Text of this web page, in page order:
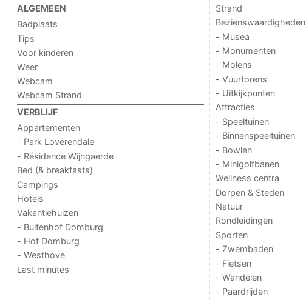
ALGEMEEN
Badplaats
Tips
Voor kinderen
Weer
Webcam
Webcam Strand
VERBLIJF
Appartementen
- Park Loverendale
- Résidence Wijngaerde
Bed (& breakfasts)
Campings
Hotels
Vakantiehuizen
- Buitenhof Domburg
- Hof Domburg
- Westhove
Last minutes
Strand
Bezienswaardigheden
- Musea
- Monumenten
- Molens
- Vuurtorens
- Uitkijkpunten
Attracties
- Speeltuinen
- Binnenspeeltuinen
- Bowlen
- Minigolfbanen
Wellness centra
Dorpen & Steden
Natuur
Rondleidingen
Sporten
- Zwembaden
- Fietsen
- Wandelen
- Paardrijden